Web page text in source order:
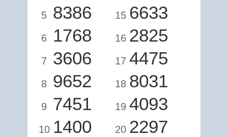
5 8386
6 1768
7 3606
8 9652
9 7451
10 1400
15 6633
16 2825
17 4475
18 8031
19 4093
20 2297